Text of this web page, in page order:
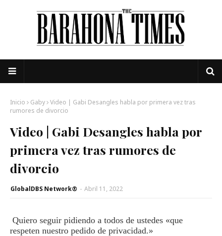
Inicio Gaby Video | Gabi Desangles habla por primera vez tras
rumores de divorcio
Video | Gabi Desangles habla por
primera vez tras rumores de
divorcio
GlobalDBS Network® - Abril 11, 2022
Quiero seguir pidiendo a todos de ustedes «que
respeten nuestro pedido de privacidad.»